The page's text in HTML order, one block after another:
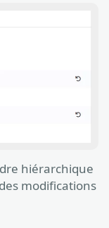
hiérarchique
modifications